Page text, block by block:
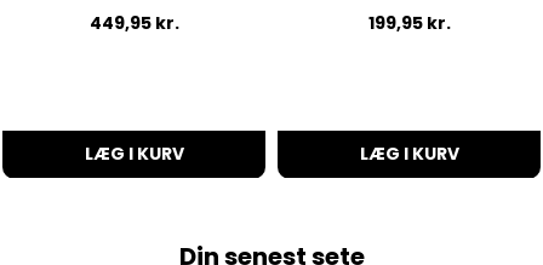
449,95 kr.
LÆG I KURV
199,95 kr.
LÆG I KURV
Din senest sete